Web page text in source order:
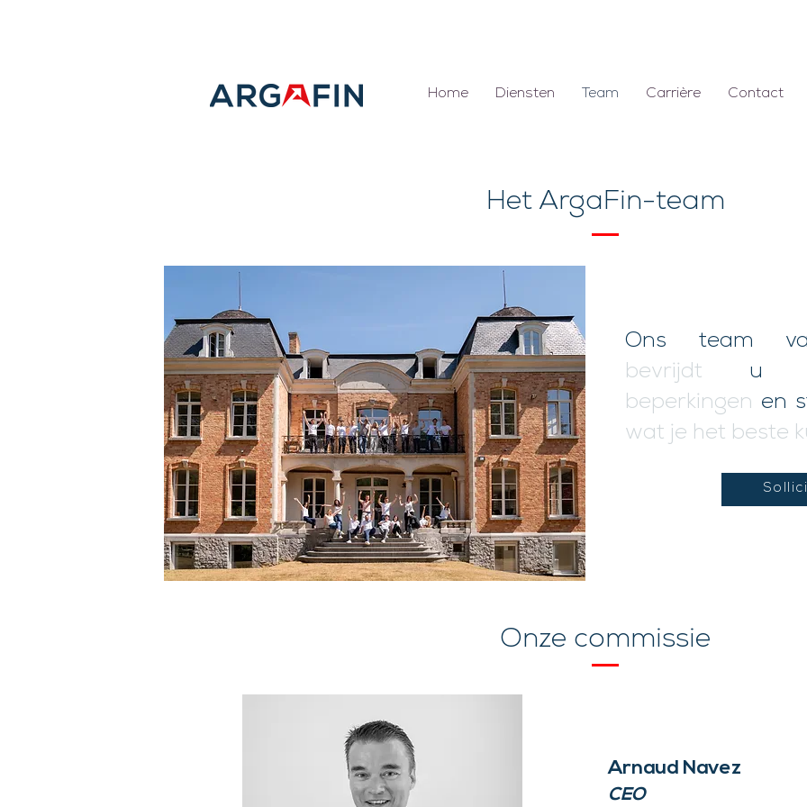
Home Diensten Team Carrière Contact
Het ArgaFin-team
Ons team
bevrijdt
u
beperkingen en
wat je het beste
Onze commissie
Arnaud Navez
CEO